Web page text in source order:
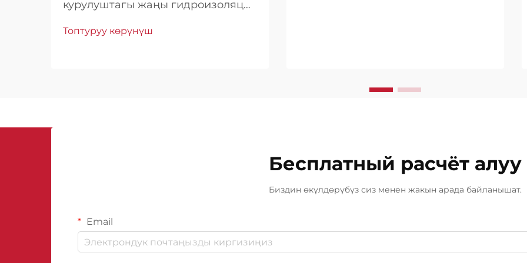
курулуштагы жаңы гидроизоляция
Өткөн жылдардан бери курулуш
Топтуруу көрүнүш
Бесплатный расчёт алуу
Биздин өкүлдөрүбүз сиз менен жакын арада байланышат.
Email